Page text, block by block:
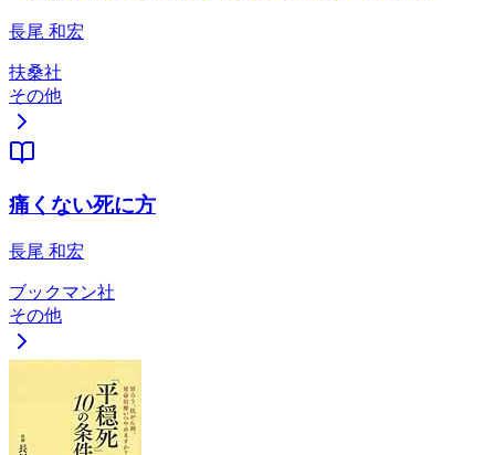
長尾 和宏
扶桑社
その他
痛くない死に方
長尾 和宏
ブックマン社
その他